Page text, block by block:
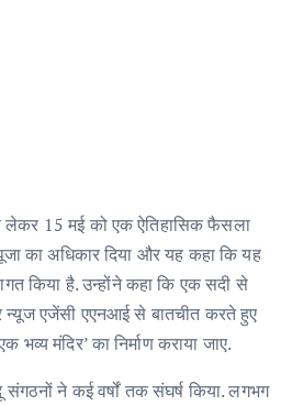
लेकर 15 मई को एक ऐतिहासिक फैसला
पूजा का अधिकार दिया और यह कहा कि यह
किया है. उन्होंने कहा कि एक सदी से
न्यूज एजेंसी एएनआई से बातचीत करते हुए
मंदिर’ का निर्माण कराया जाए.
संगठनों ने कई वर्षों तक संघर्ष किया. लगभग